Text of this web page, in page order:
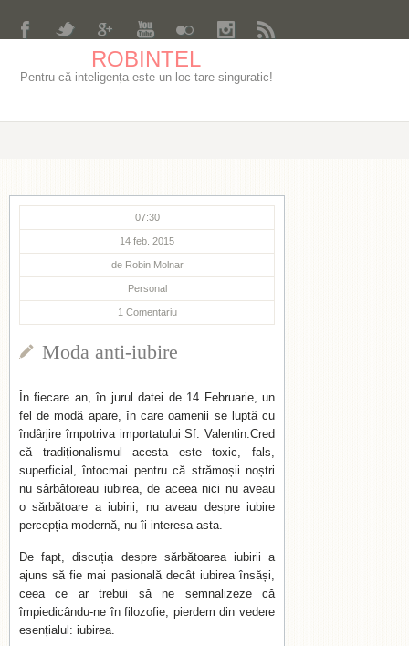
ROBINTEL
Pentru că inteligența este un loc tare singuratic!
07:30
14 feb. 2015
de Robin Molnar
Personal
1 Comentariu
Moda anti-iubire
În fiecare an, în jurul datei de 14 Februarie, un
fel de modă apare, în care oamenii se luptă cu
îndârjire împotriva importatului Sf. Valentin.Cred
că tradiționalismul acesta este toxic, fals,
superficial, întocmai pentru că strămoșii noștri
nu sărbătoreau iubirea, de aceea nici nu aveau
o sărbătoare a iubirii, nu aveau despre iubire
percepția modernă, nu îi interesa asta.
De fapt, discuția despre sărbătoarea iubirii a
ajuns să fie mai pasională decât iubirea însăși,
ceea ce ar trebui să ne semnalizeze că
împiedicându-ne în filozofie, pierdem din vedere
esențialul: iubirea.